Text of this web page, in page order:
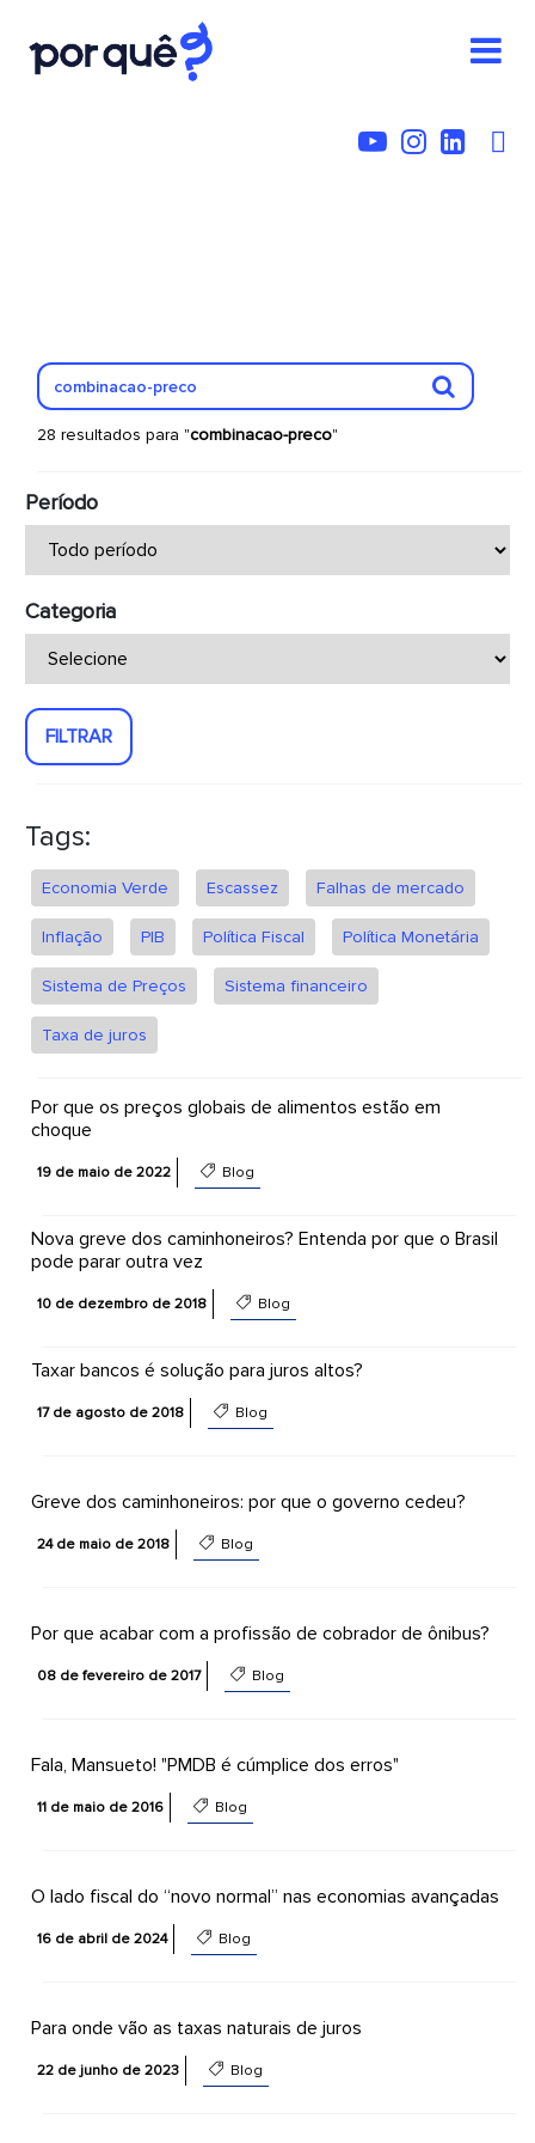
28 resultados para "combinacao-preco"
Período
Categoria
FILTRAR
Tags:
Economia Verde Escassez Falhas de mercado
Inflação PIB Política Fiscal Política Monetária
Sistema de Preços Sistema financeiro
Taxa de juros
Por que os preços globais de alimentos estão em
choque
19 de maio de 2022 Blog
Nova greve dos caminhoneiros? Entenda por que o Brasil
pode parar outra vez
10 de dezembro de 2018 Blog
Taxar bancos é solução para juros altos?
17 de agosto de 2018 Blog
Greve dos caminhoneiros: por que o governo cedeu?
24 de maio de 2018 Blog
Por que acabar com a profissão de cobrador de ônibus?
08 de fevereiro de 2017 Blog
Fala, Mansueto! "PMDB é cúmplice dos erros"
11 de maio de 2016 Blog
O lado fiscal do “novo normal” nas economias avançadas
16 de abril de 2024 Blog
Para onde vão as taxas naturais de juros
22 de junho de 2023 Blog